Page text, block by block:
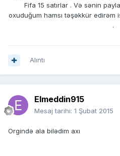
Fifa 15 satırlar . Və sənin
oxuduğum hamsı təşəkkür edirəm
.
Alıntı
Elmeddin915
Mesaj tarihi: 1 Şubat 2015
Orgində ala bilədim axı